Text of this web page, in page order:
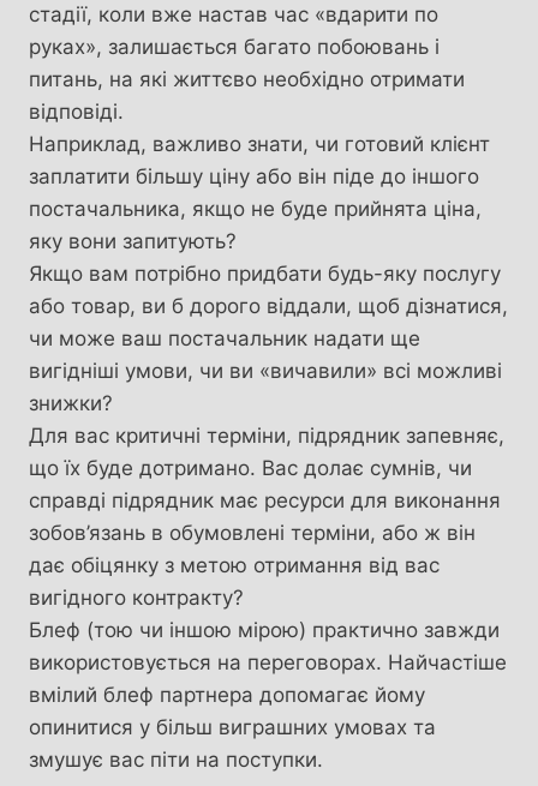
стадії, коли вже настав час «вдарити по
руках», залишається багато побоювань і
питань, на які життєво необхідно отримати
відповіді.
Наприклад, важливо знати, чи готовий клієнт
заплатити більшу ціну або він піде до іншого
постачальника, якщо не буде прийнята ціна,
яку вони запитують?
Якщо вам потрібно придбати будь-яку послугу
або товар, ви б дорого віддали, щоб дізнатися,
чи може ваш постачальник надати ще
вигідніші умови, чи ви «вичавили» всі можливі
знижки?
Для вас критичні терміни, підрядник запевняє,
що їх буде дотримано. Вас долає сумнів, чи
справді підрядник має ресурси для виконання
зобов’язань в обумовлені терміни, або ж він
дає обіцянку з метою отримання від вас
вигідного контракту?
Блеф (тою чи іншою мірою) практично завжди
використовується на переговорах. Найчастіше
вмілий блеф партнера допомагає йому
опинитися у більш виграшних умовах та
змушує вас піти на поступки.